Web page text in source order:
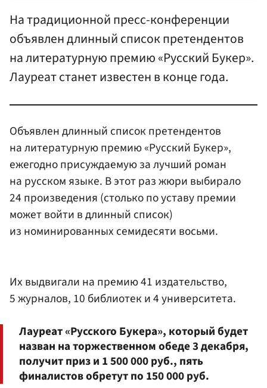
На традиционной пресс-конференции
объявлен длинный список претендентов
на литературную премию «Русский Букер».
Лауреат станет известен в конце года.
Объявлен длинный список претендентов
на литературную премию «Русский Букер»,
ежегодно присуждаемую за лучший роман
на русском языке. В этот раз жюри выбирало
24 произведения (столько по уставу премии
может войти в длинный список)
из номинированных семидесяти восьми.
Их выдвигали на премию 41 издательство,
5 журналов, 10 библиотек и 4 университета.
Лауреат «Русского Букера», который будет
назван на торжественном обеде 3 декабря,
получит приз и 1 500 000 руб., пять
финалистов обретут по 150 000 руб.